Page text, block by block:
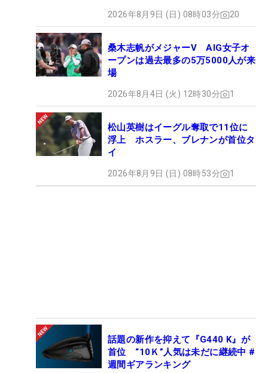
2026年8月9日 (日) 08時03分 20
桑木志帆がメジャーV AIG女子オ
ープンは過去最多の5万5000人が来
場
2026年8月4日 (火) 12時30分 1
松山英樹はイーグル奪取で11位に
浮上 ホスラー、ブレナンが首位タ
イ
2026年8月9日 (日) 08時53分 1
話題の新作を抑えて『G440 K』が
首位 “10Ｋ”人気は未だに継続中 #
週間ギアランキング